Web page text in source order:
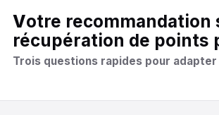
Votre recommandation sur stage de
récupération de points
Trois questions rapides pour